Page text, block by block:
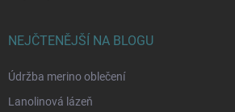
NEJČTENĚJŠÍ NA BLOGU
Údržba merino oblečení
Lanolinová lázeň